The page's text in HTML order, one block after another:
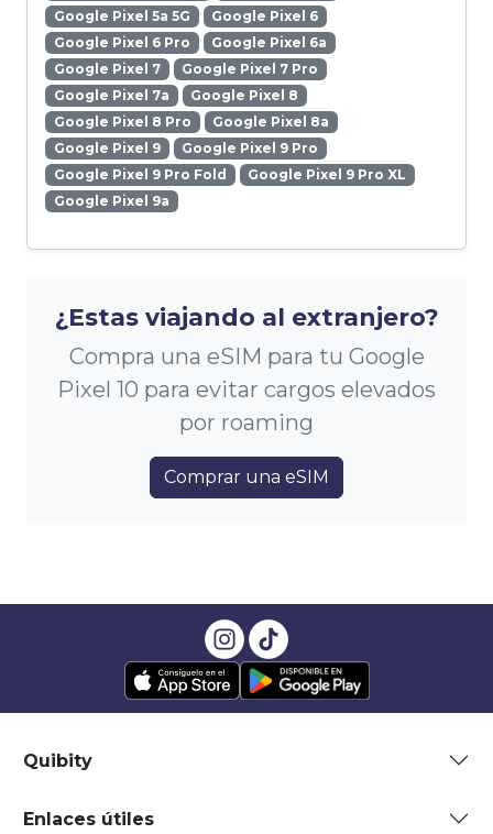
Google Pixel 5a 5G
Google Pixel 6
Google Pixel 6 Pro
Google Pixel 6a
Google Pixel 7
Google Pixel 7 Pro
Google Pixel 7a
Google Pixel 8
Google Pixel 8 Pro
Google Pixel 8a
Google Pixel 9
Google Pixel 9 Pro
Google Pixel 9 Pro Fold
Google Pixel 9 Pro XL
Google Pixel 9a
¿Estas viajando al extranjero?
Compra una eSIM para tu Google
Pixel 10 para evitar cargos elevados
por roaming
Comprar una eSIM
Quibity
Enlaces útiles